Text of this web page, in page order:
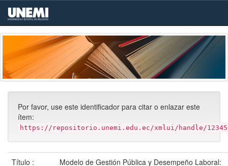
Skip
navigation
Por favor, use este identificador para citar o enlazar este
ítem:
https://repositorio.unemi.edu.ec/xmlui/handle/
Título :
Modelo de Gestión Pública y Desempeño Laboral: